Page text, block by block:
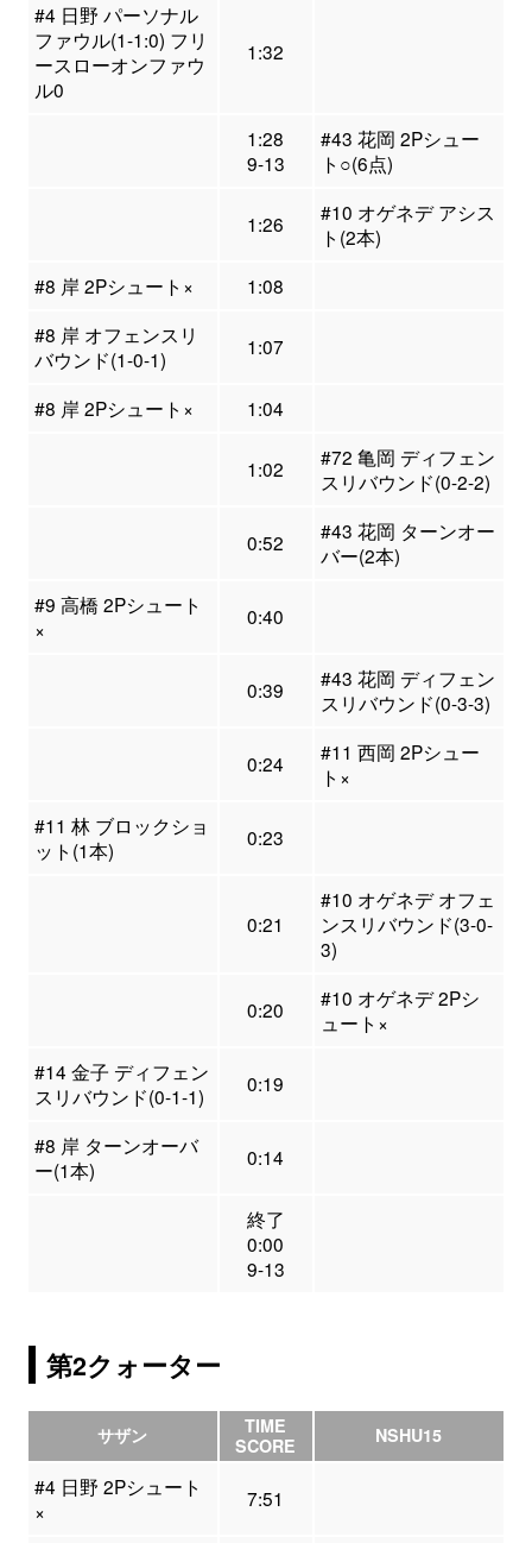
#4 日野 パーソナル
ファウル(1-1:0) フリ
ースローオンファウ
ル0
1:32
1:28
9-13
#43 花岡 2Pシュー
ト○(6点)
1:26
#10 オゲネデ アシス
ト(2本)
#8 岸 2Pシュート×
1:08
#8 岸 オフェンスリ
バウンド(1-0-1)
1:07
#8 岸 2Pシュート× 1:04
1:02
#72 亀岡 ディフェン
スリバウンド(0-2-2)
0:52
#43 花岡 ターンオー
バー(2本)
#9 高橋 2Pシュート
×
0:40
0:39
#43 花岡 ディフェン
スリバウンド(0-3-3)
0:24
#11 西岡 2Pシュー
ト×
#11 林 ブロックショ
ット(1本)
0:23
0:21
#10 オゲネデ オフェ
ンスリバウンド(3-0-
3)
0:20
#10 オゲネデ 2Pシ
ュート×
#14 金子 ディフェン
スリバウンド(0-1-1)
0:19
#8 岸 ターンオーバ
ー(1本)
0:14
終了
0:00
9-13
第2クォーター
サザン
TIME
SCORE
NSHU15
#4 日野 2Pシュート
×
7:51